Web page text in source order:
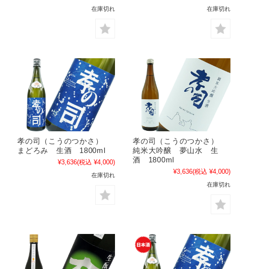
在庫切れ 在庫切れ
孝の司（こうのつかさ）
まどろみ 生酒 1800ml
¥3,636(税込 ¥4,000)
在庫切れ
孝の司（こうのつかさ）
純米大吟醸 夢山水 生
酒 1800ml
¥3,636(税込 ¥4,000)
在庫切れ